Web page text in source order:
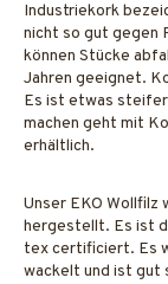
Industriekork
nicht so gut gegen
können Stücke
Jahren geeignet.
Es ist etwas steifer
machen geht mit
erhältlich.
Unser EKO Wollfilz
hergestellt. Es ist
tex certificiert. Es
wackelt und ist gut